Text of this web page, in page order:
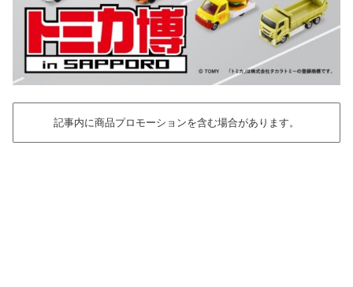
記事内に商品プロモーションを含む場合があります。